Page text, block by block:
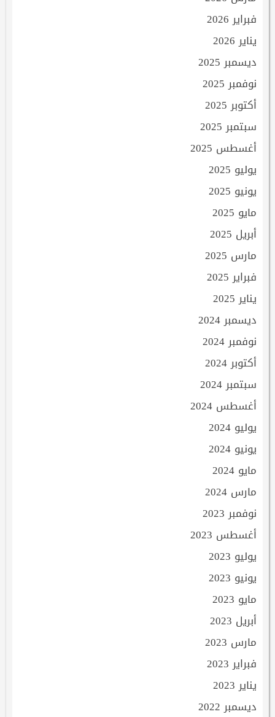
فبراير 2026
يناير 2026
ديسمبر 2025
نوفمبر 2025
أكتوبر 2025
سبتمبر 2025
أغسطس 2025
يوليو 2025
يونيو 2025
مايو 2025
أبريل 2025
مارس 2025
فبراير 2025
يناير 2025
ديسمبر 2024
نوفمبر 2024
أكتوبر 2024
سبتمبر 2024
أغسطس 2024
يوليو 2024
يونيو 2024
مايو 2024
مارس 2024
نوفمبر 2023
أغسطس 2023
يوليو 2023
يونيو 2023
مايو 2023
أبريل 2023
مارس 2023
فبراير 2023
يناير 2023
ديسمبر 2022